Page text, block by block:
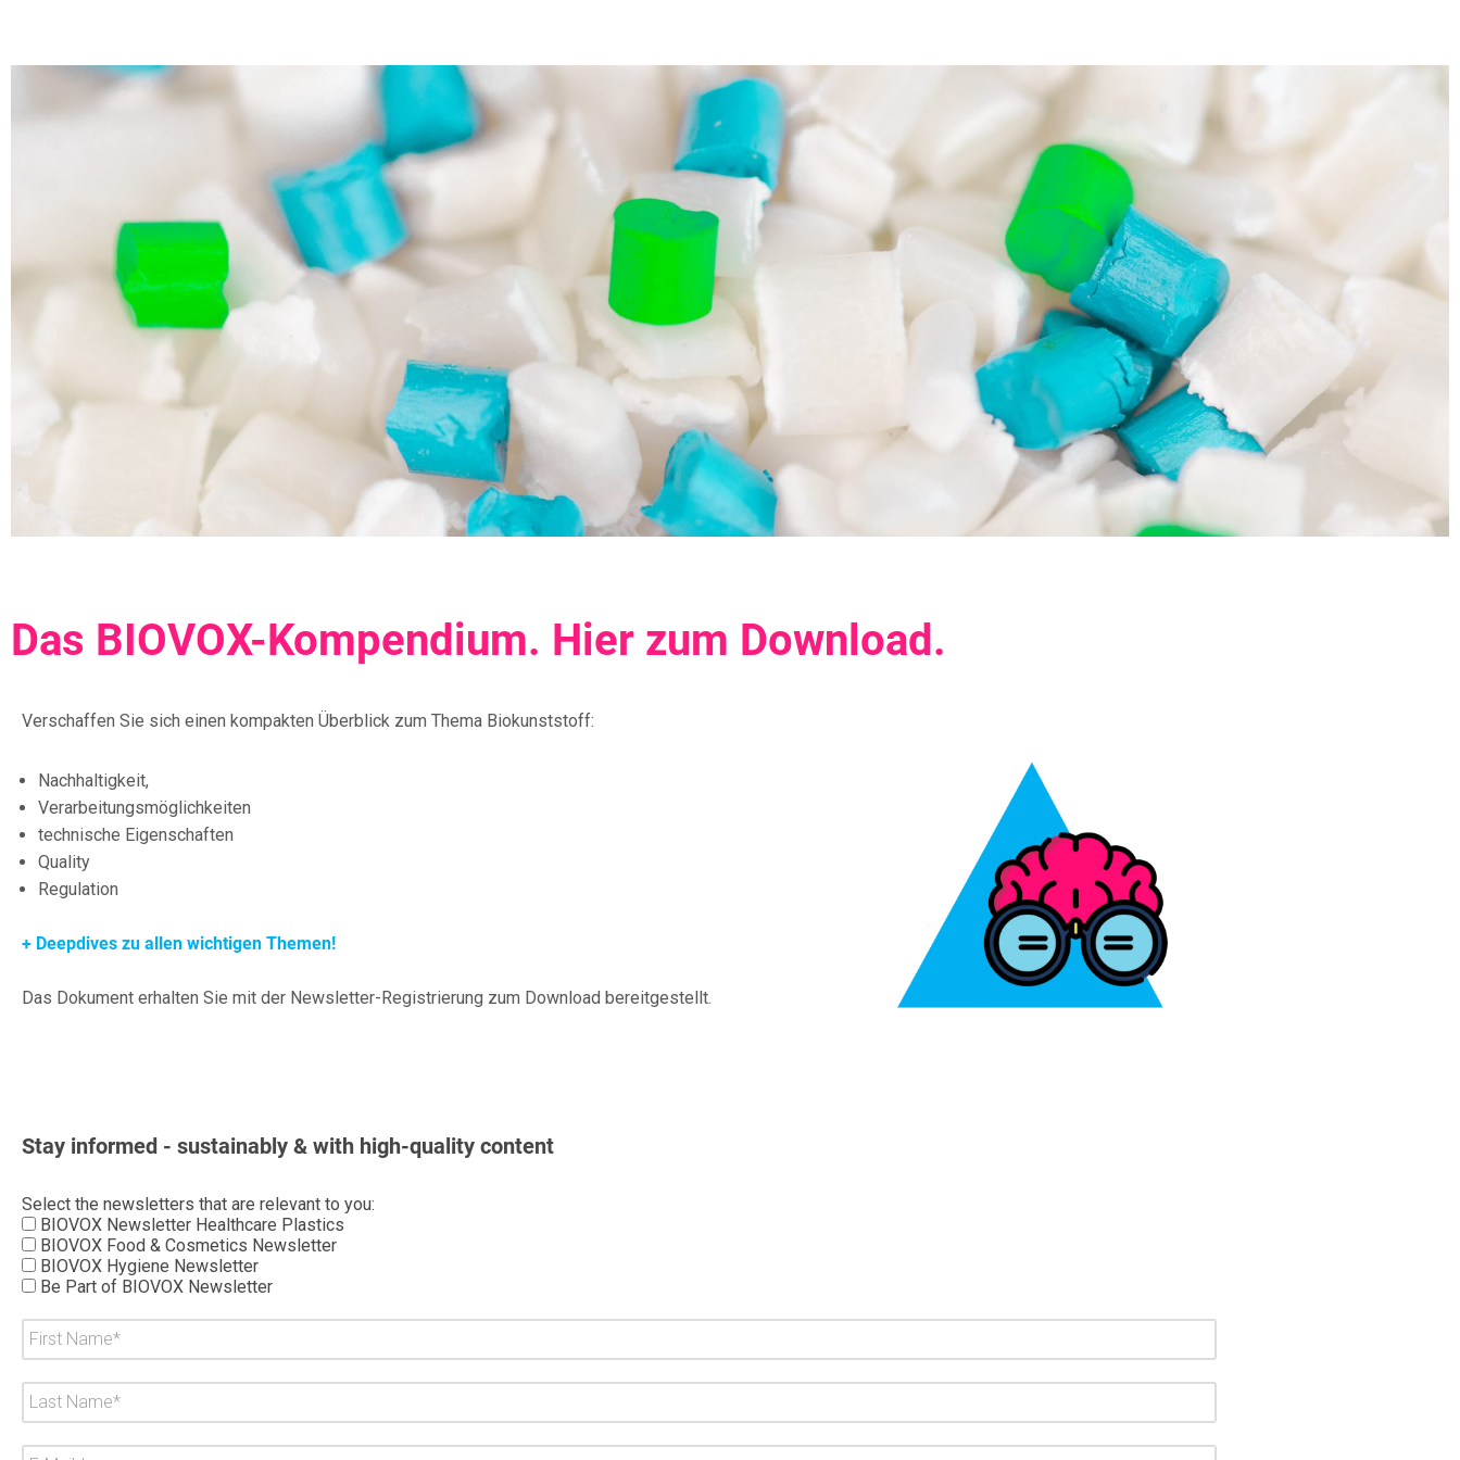
Das BIOVOX-Kompendium. Hier zum Download.
Verschaffen Sie sich einen kompakten Überblick zum Thema Biokunststoff:
Nachhaltigkeit,
Verarbeitungsmöglichkeiten
technische Eigenschaften
Quality
Regulation
+ Deepdives zu allen wichtigen Themen!
Das Dokument erhalten Sie mit der Newsletter-Registrierung zum Download bereitgestellt.
Stay informed - sustainably & with high-quality content
Select the newsletters that are relevant to you:
BIOVOX Newsletter Healthcare Plastics
BIOVOX Food & Cosmetics Newsletter
BIOVOX Hygiene Newsletter
Be Part of BIOVOX Newsletter